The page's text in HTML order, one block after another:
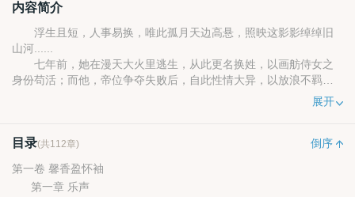
内容简介
浮生且短，人事易换，唯此孤月天边高悬，照映这影影绰绰旧
山河......
七年前，她在漫天大火里逃生，从此更名换姓，以画舫侍女之
身份苟活；而他，帝位争夺失败后，自此性情大异，以放浪不羁之
展开
目录(共112章)
倒序
第一卷 馨香盈怀袖
第一章 乐声